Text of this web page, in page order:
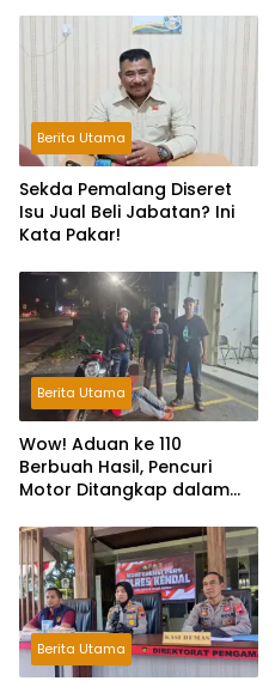
Berita Utama
Sekda Pemalang Diseret
Isu Jual Beli Jabatan? Ini
Kata Pakar!
Berita Utama
Wow! Aduan ke 110
Berbuah Hasil, Pencuri
Motor Ditangkap dalam
Berita Utama